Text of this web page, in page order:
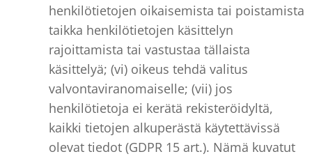
henkilötietojen oikaisemista tai poistamista
taikka henkilötietojen käsittelyn
rajoittamista tai vastustaa tällaista
käsittelyä; (vi) oikeus tehdä valitus
valvontaviranomaiselle; (vii) jos
henkilötietoja ei kerätä rekisteröidyltä,
kaikki tietojen alkuperästä käytettävissä
olevat tiedot (GDPR 15 art.). Nämä kuvatut